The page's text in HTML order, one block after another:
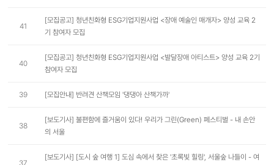
41
[모집공고] 청년친화형 ESG기업지원사업 <장애 예술인 매개자> 양성 교육 2
기 참여자 모집
40
[모집공고] 청년친화형 ESG기업지원사업 <발달장애 아티스트> 양성 교육 2기
참여자 모집
39 [모집안내] 반려견 산책모임 '댕댕아 산책가까'
38
[보도기사] 불편함에 즐거움이 있다! 우리가 그린(Green) 페스티벌 - 내 손안
의 서울
37
[보도기사] [도시 숲 여행 1] 도심 속에서 찾은 '초록빛 힐링', 서울숲 나들이 - 여